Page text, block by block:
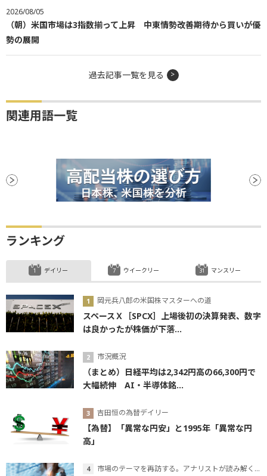
2026/08/05
（朝）米国市場は3指数揃って上昇 中東情勢改善期待から買いが優
勢の展開
過去記事一覧を見る
関連用語一覧
ランキング
デイリー
岡元兵八郎の米国株マスターへの道
スペースＸ［SPCX］上場後初の決算発表、数字
は良かったが株価が下落...
市況概況
（まとめ）日経平均は2,342円高の66,300円で
大幅続伸 AI・半導体銘...
吉田恒の為替デイリー
【為替】「異常な円安」と1995年「異常な円
高」
市場のテーマを再訪する。アナリストが読み解くテーマの本質
ウイークリー マンスリー